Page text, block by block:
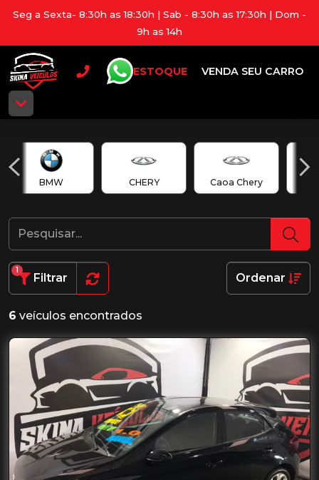
Seg a Sexta- 8:30h as 18:30h | Sab - 8:30h as 17:30h | Dom -
9h as 14h
ESTOQUE VENDA SEU CARRO
BMW CHERY Caoa Chery
Filtrar
1
Ordenar
6 veículos encontrados